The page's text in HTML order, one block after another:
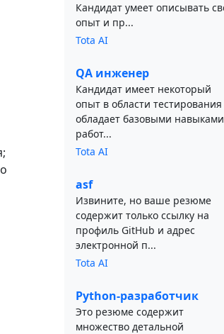
Кандидат умеет описывать
опыт и пр...
Tota AI
QA инженер
Кандидат имеет некоторый
опыт в области тестирования
обладает базовыми навыками
работ...
Tota AI
asf
Извините, но ваше резюме
содержит только ссылку на
профиль GitHub и адрес
электронной п...
Tota AI
Python-разработчик
Это резюме содержит
множество детальной